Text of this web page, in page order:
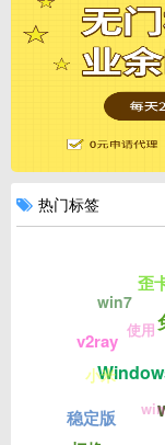
热门标签
歪
v2ray
稳定版
win7
小米
使用